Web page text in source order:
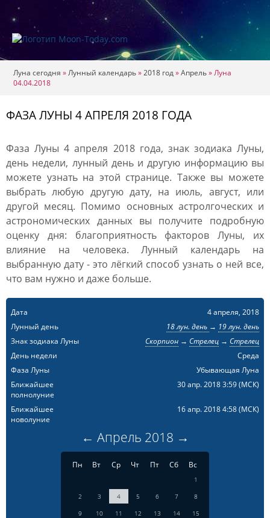
Луна сегодня »Лунный календарь»2018 год»Апрель»Луна
04.04.2018
ФАЗА ЛУНЫ 4 АПРЕЛЯ 2018 ГОДА
Фаза Луны 4 апреля 2018 года, знак зодиака Луны,
день недели, лунный день и другую информацию вы
можете узнать на этой странице. Также вы можете
выбрать любую другую дату, на июль, август, или
другой месяц. Помимо основных астролгоческих и
астрономических данных вы получите подробную
оценку дня: благоприятность факторов Луны, их
влияние на человека. Лунный календарь на
выбранную дату - это лёгкий способ узнать о ней все,
что вам нужно и даже больше.
Дата
4 апреля, 2018
Лунный день
18 лун. день → 19 лун. день
Знак зодиака Луны
Скорпион→ Стрелец→ Стрелец
День недели
Среда
Фаза Луны
Убывающая Луна
Ближайшее
полнолуние
30 апр. 2018 3:59(МСК)
Ближайшее
новолуние
16 апр. 2018 4:58(МСК)
← Апрель 2018 →
Пн Вт Ср Чт Пт Сб Вс
1
2
3 4 5 6 7
8
9
10 11 12 13 14
15